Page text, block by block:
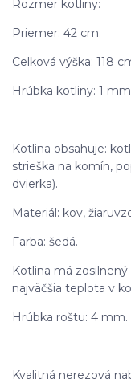
Rozmer kotliny:
Priemer: 42 cm.
Celková výška: 118
Hrúbka kotliny: 1
Kotlina obsahuje:
strieška na komín,
dvierka).
Materiál: kov,
Farba: šedá.
Kotlina má
najväčšia teplota v
Hrúbka roštu: 4 mm.
Kvalitná nerezová